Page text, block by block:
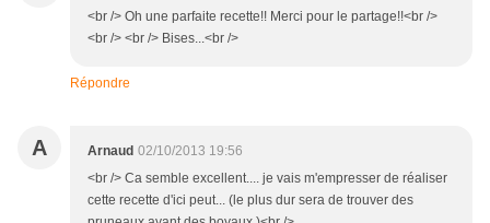
<br /> Oh une parfaite recette!! Merci pour le partage!!<br />
<br /> <br /> Bises...<br />
Répondre
A Arnaud 02/10/2013 19:56
<br /> Ca semble excellent.... je vais m'empresser de réaliser
cette recette d'ici peut... (le plus dur sera de trouver des